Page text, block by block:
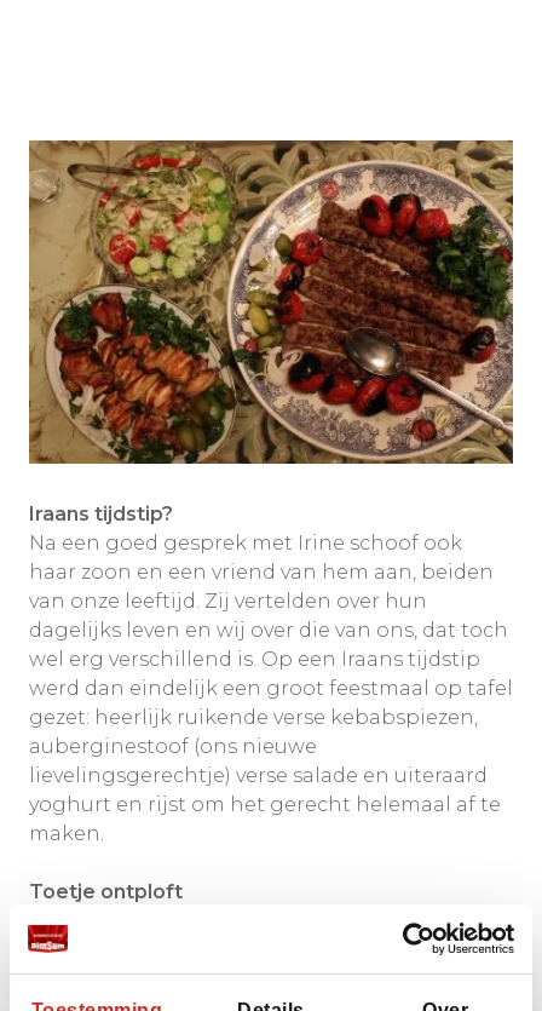
Iraans tijdstip?
Na een goed gesprek met Irine schoof ook
haar zoon en een vriend van hem aan, beiden
van onze leeftijd. Zij vertelden over hun
dagelijks leven en wij over die van ons, dat toch
wel erg verschillend is. Op een Iraans tijdstip
werd dan eindelijk een groot feestmaal op tafel
gezet: heerlijk ruikende verse kebabspiezen,
auberginestoof (ons nieuwe
lievelingsgerechtje) verse salade en uiteraard
yoghurt en rijst om het gerecht helemaal af te
maken.
Toetje ontploft
Als toetje kregen we iets wat normaal
gesproken op begrafenissen wordt gegeten,
maar omdat het het favoriete toetje was van